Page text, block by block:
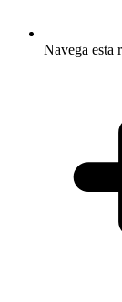
Navega esta